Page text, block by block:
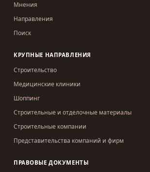
Мнения
Направления
Поиск
КРУПНЫЕ НАПРАВЛЕНИЯ
Строительство
Медицинские клиники
Шоппинг
Строительные и отделочные материалы
Строительные компании
Представительства компаний и фирм
ПРАВОВЫЕ ДОКУМЕНТЫ